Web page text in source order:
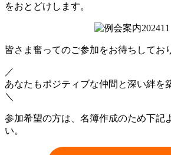
をおとどけします。
皆さま奮ってのご参加をお待ちしてお
／
あなたもポジティブな仲間と深い絆を
＼
参加希望の方は、名簿作成のため下記
い。